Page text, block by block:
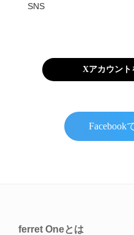
SNS
Xアカウント
Facebook
ferret Oneとは